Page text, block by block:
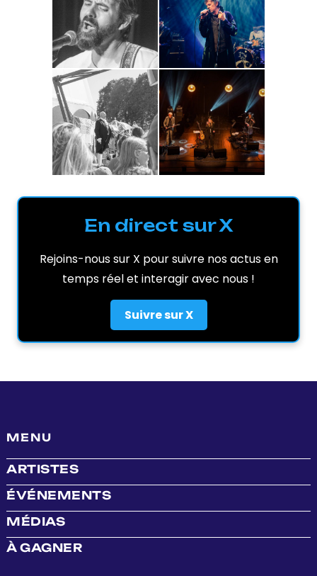
En direct sur X
Rejoins-nous sur X pour suivre nos actus en
temps réel et interagir avec nous !
Suivre sur X
MENU
ARTISTES
ÉVÉNEMENTS
MÉDIAS
À GAGNER